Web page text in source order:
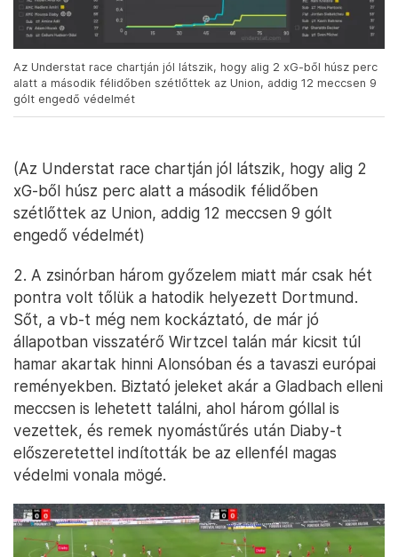
Az Understat race chartján jól látszik, hogy alig 2 xG-ből húsz perc
alatt a második félidőben szétlőttek az Union, addig 12 meccsen 9
gólt engedő védelmét
(Az Understat race chartján jól látszik, hogy alig 2
xG-ből húsz perc alatt a második félidőben
szétlőttek az Union, addig 12 meccsen 9 gólt
engedő védelmét)
2. A zsinórban három győzelem miatt már csak hét
pontra volt tőlük a hatodik helyezett Dortmund.
Sőt, a vb-t még nem kockáztató, de már jó
állapotban visszatérő Wirtzcel talán már kicsit túl
hamar akartak hinni Alonsóban és a tavaszi európai
reményekben. Biztató jeleket akár a Gladbach elleni
meccsen is lehetett találni, ahol három góllal is
vezettek, és remek nyomástűrés után Diaby-t
előszeretettel indították be az ellenfél magas
védelmi vonala mögé.